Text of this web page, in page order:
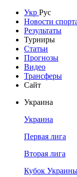
Укр Рус
Новости
Результаты
Турниры
Статьи
Прогнозы
Видео
Трансферы
Сайт
Украина
Украина
Первая лига
Вторая лига
Кубок